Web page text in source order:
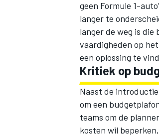
geen Formule 1-
langer te
langer de weg is
vaardigheden op
een oplossing te
Kritiek op
Naast de
om een
teams om de
kosten wil